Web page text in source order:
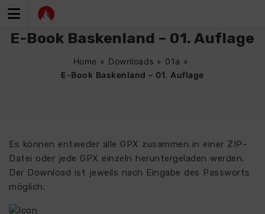
Inhalt
E-Book Baskenland – 01. Auflage
Home » Downloads » 01a »
E-Book Baskenland – 01. Auflage
Es können entweder alle GPX zusammen in einer ZIP-
Datei oder jede GPX einzeln heruntergeladen werden.
Der Download ist jeweils nach Eingabe des Passworts
möglich.